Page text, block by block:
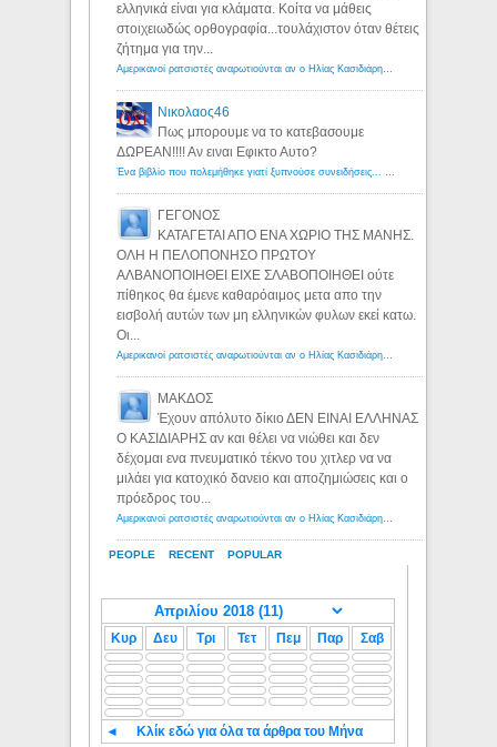
PEOPLE RECENT POPULAR
ελληνικά είναι για κλάματα. Κοίτα να μάθεις
στοιχειωδώς ορθογραφία...τουλάχιστον όταν θέτεις
ζήτημα για την...
Αμερικανοί ρατσιστές αναρωτιούνται αν ο Ηλίας Κασιδιάρης ανήκει στη λευκή φυλή... - Λόγιος Ερμής
Νικολαος46
Πως μπορουμε να το κατεβασουμε
ΔΩΡΕΑΝ!!!! Αν ειναι Εφικτο Αυτο?
Ένα βιβλίο που πολεμήθηκε γιατί ξυπνούσε συνειδήσεις... - Λόγιος Ερμής | Η γνώση ξεκινάει με την αναζήτηση...
ΓΕΓΟΝΟΣ
ΚΑΤΑΓΕΤΑΙ ΑΠΟ ΕΝΑ ΧΩΡΙΟ ΤΗΣ ΜΑΝΗΣ.
ΟΛΗ Η ΠΕΛΟΠΟΝΗΣΟ ΠΡΩΤΟΥ
ΑΛΒΑΝΟΠΟΙΗΘΕΙ ΕΙΧΕ ΣΛΑΒΟΠΟΙΗΘΕΙ ούτε
πίθηκος θα έμενε καθαρόαιμος μετα απο την
εισβολή αυτών των μη ελληνικών φυλων εκεί κατω.
Οι...
Αμερικανοί ρατσιστές αναρωτιούνται αν ο Ηλίας Κασιδιάρης ανήκει στη λευκή φυλή... - Λόγιος Ερμής
ΜΑΚΔΟΣ
Έχουν απόλυτο δίκιο ΔΕΝ ΕΙΝΑΙ ΕΛΛΗΝΑΣ
Ο ΚΑΣΙΔΙΑΡΗΣ αν και θέλει να νιώθει και δεν
δέχομαι ενα πνευματικό τέκνο του χιτλερ να να
μιλάει για κατοχικό δανειο και αποζημιώσεις και ο
πρόεδρος του...
Αμερικανοί ρατσιστές αναρωτιούνται αν ο Ηλίας Κασιδιάρης ανήκει στη λευκή φυλή... - Λόγιος Ερμής
Κυρ Δευ Τρι Τετ Πεμ Παρ Σαβ
◄ Κλίκ εδώ για όλα τα άρθρα του Μήνα